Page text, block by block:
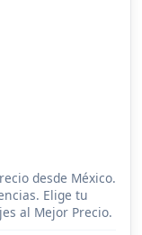
desde México.
Elige tu
al Mejor Precio.